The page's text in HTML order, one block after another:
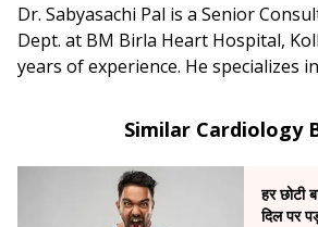
Dr. Sabyasachi Pal is a Senior
Dept. at BM Birla Heart Hospital,
years of experience. He specializes
Similar Cardiology
हर छोटी
दिल पर